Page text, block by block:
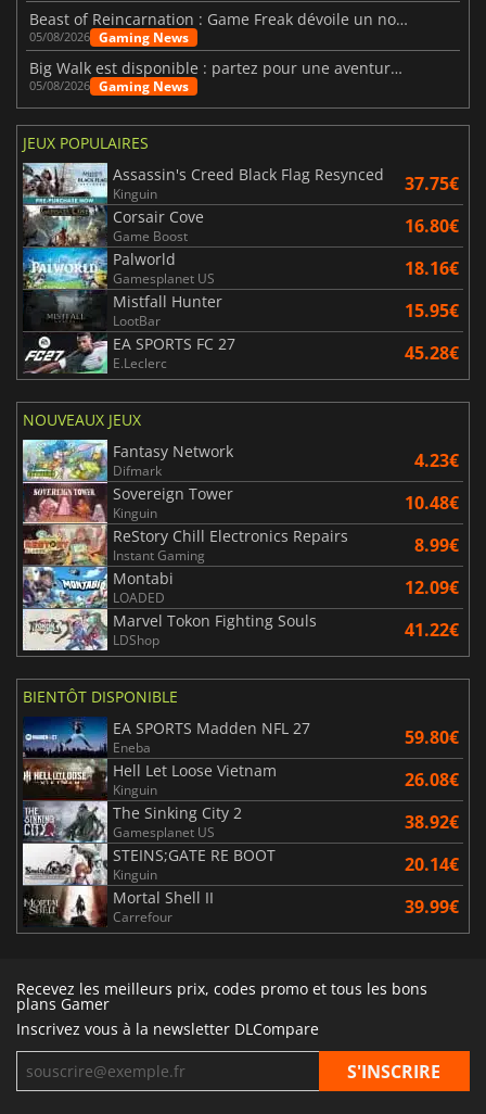
Beast of Reincarnation : Game Freak dévoile un nouveau pari
05/08/2026 Gaming News
Big Walk est disponible : partez pour une aventure entre amis
05/08/2026 Gaming News
JEUX POPULAIRES
Assassin's Creed Black Flag Resynced
Kinguin 37.75€
Corsair Cove
Game Boost 16.80€
Palworld
Gamesplanet US 18.16€
Mistfall Hunter
LootBar 15.95€
EA SPORTS FC 27
E.Leclerc 45.28€
NOUVEAUX JEUX
Fantasy Network
Difmark 4.23€
Sovereign Tower
Kinguin 10.48€
ReStory Chill Electronics Repairs
Instant Gaming 8.99€
Montabi
LOADED 12.09€
Marvel Tokon Fighting Souls
LDShop 41.22€
BIENTÔT DISPONIBLE
EA SPORTS Madden NFL 27
Eneba 59.80€
Hell Let Loose Vietnam
Kinguin 26.08€
The Sinking City 2
Gamesplanet US 38.92€
STEINS;GATE RE BOOT
Kinguin 20.14€
Mortal Shell II
Carrefour 39.99€
Recevez les meilleurs prix, codes promo et tous les bons
plans Gamer
Inscrivez vous à la newsletter DLCompare